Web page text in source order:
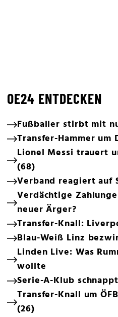
OE24 ENTDECKEN
Fußballer stirbt mit
Transfer-Hammer um
Lionel Messi trauert
(68)
Verband reagiert auf
Verdächtige
neuer Ärger?
Transfer-Knall:
Blau-Weiß Linz
Linden Live: Was
wollte
Serie-A-Klub
Transfer-Knall um
(26)